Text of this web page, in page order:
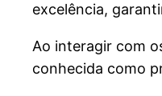
excelência,
Ao interagir com
conhecida como